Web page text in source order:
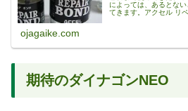
によっては、あるとな
てきます。アクセル リ
ojagaike.com
期待のダイナゴンNEO